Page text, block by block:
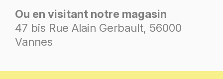
Ou en visitant notre magasin
47 bis Rue Alain Gerbault, 56000
Vannes